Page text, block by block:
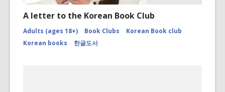
A letter to the Korean Book Club
Adults (ages 18+) Book Clubs
Korean Book club
Korean books
한글도서